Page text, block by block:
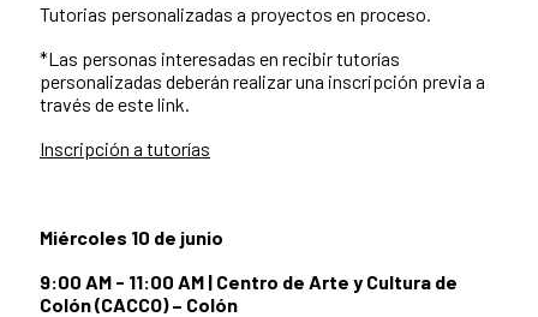
Tutorias personalizadas a proyectos en proceso.
*Las personas interesadas en recibir tutorías
personalizadas deberán realizar una inscripción previa a
través de este link.
Inscripción a tutorías
Miércoles 10 de junio
9:00 AM - 11:00 AM | Centro de Arte y Cultura de
Colón (CACCO) – Colón